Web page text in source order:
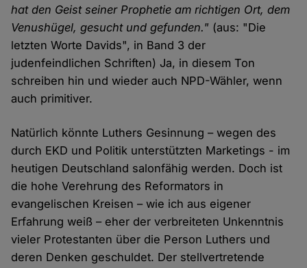
hat den Geist seiner Prophetie am richtigen Ort, dem
Venushügel, gesucht und gefunden." (aus: "Die
letzten Worte Davids", in Band 3 der
judenfeindlichen Schriften) Ja, in diesem Ton
schreiben hin und wieder auch NPD-Wähler, wenn
auch primitiver.
Natürlich könnte Luthers Gesinnung – wegen des
durch EKD und Politik unterstützten Marketings - im
heutigen Deutschland salonfähig werden. Doch ist
die hohe Verehrung des Reformators in
evangelischen Kreisen – wie ich aus eigener
Erfahrung weiß – eher der verbreiteten Unkenntnis
vieler Protestanten über die Person Luthers und
deren Denken geschuldet. Der stellvertretende